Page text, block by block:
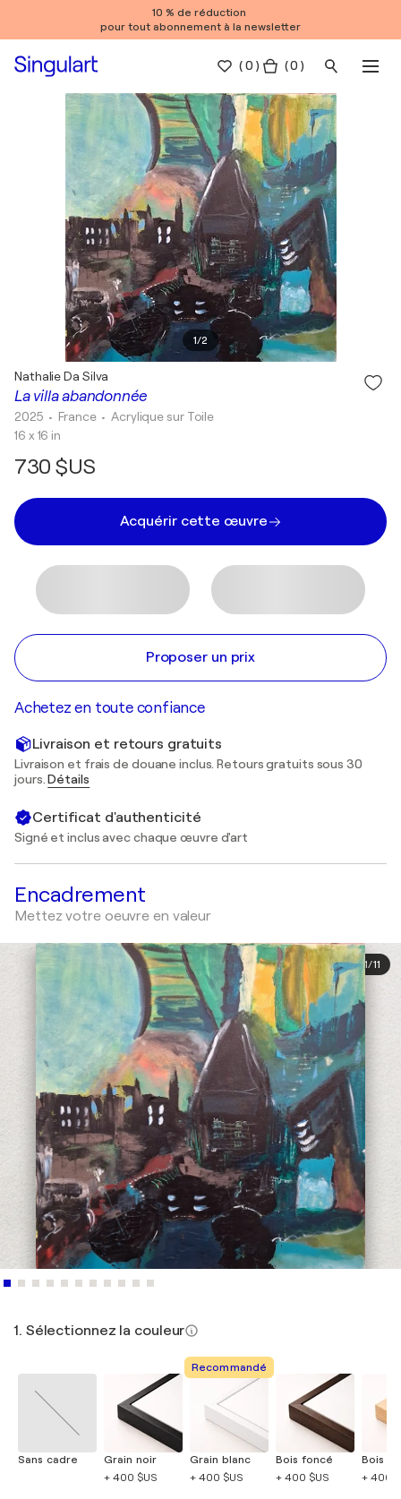
10 % de réduction
pour tout abonnement à la newsletter
(0 ) ( 0 )
1/2
La villa abandonnée
Nathalie Da Silva
2025 • France •Acrylique sur Toile
16 x 16 in
730 $US
Acquérir cette œuvre
Proposer un prix
Achetez en toute confiance
Livraison et retours gratuits
Livraison et frais de douane inclus. Retours gratuits sous 30
jours.Détails
Certificat d'authenticité
Signé et inclus avec chaque œuvre d'art
Encadrement
Mettez votre oeuvre en valeur
1/11
1. Sélectionnez la couleur
Sans cadre
Grain noir
+ 400 $US
Recommandé
Grain blanc
+ 400 $US
Bois foncé
+ 400 $US
Bois
+ 400